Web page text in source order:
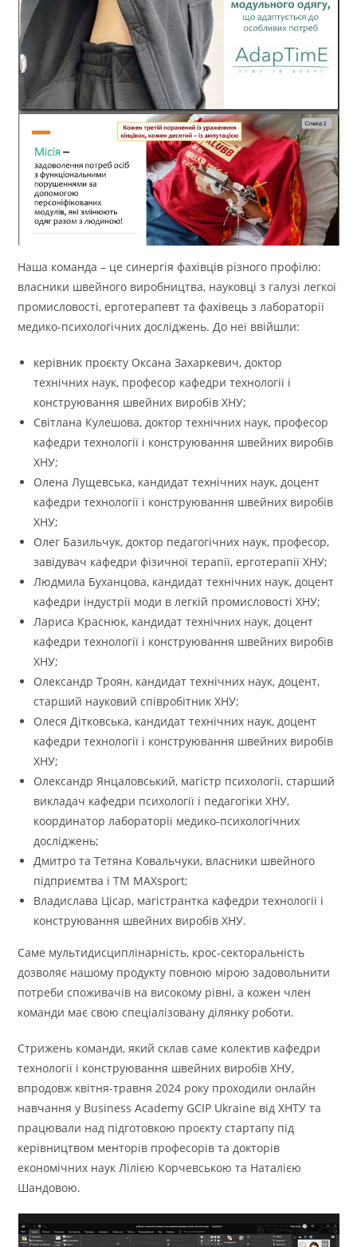
Наша команда – це синергія фахівців різного профілю:
власники швейного виробництва, науковці з галузі легкої
промисловості, ерготерапевт та фахівець з лабораторії
медико-психологічних досліджень. До неї ввійшли:
керівник проєкту Оксана Захаркевич, доктор
технічних наук, професор кафедри технології і
конструювання швейних виробів ХНУ;
Світлана Кулешова, доктор технічних наук, професор
кафедри технології і конструювання швейних виробів
ХНУ;
Олена Лущевська, кандидат технічних наук, доцент
кафедри технології і конструювання швейних виробів
ХНУ;
Олег Базильчук, доктор педагогічних наук, професор,
завідувач кафедри фізичної терапії, ерготерапії ХНУ;
Людмила Буханцова, кандидат технічних наук, доцент
кафедри індустрії моди в легкій промисловості ХНУ;
Лариса Краснюк, кандидат технічних наук, доцент
кафедри технології і конструювання швейних виробів
ХНУ;
Олександр Троян, кандидат технічних наук, доцент,
старший науковий співробітник ХНУ;
Олеся Дітковська, кандидат технічних наук, доцент
кафедри технології і конструювання швейних виробів
ХНУ;
Олександр Янцаловський, магістр психології, старший
викладач кафедри психології і педагогіки ХНУ,
координатор лабораторії медико-психологічних
досліджень;
Дмитро та Тетяна Ковальчуки, власники швейного
підприємтва і ТМ MAXsport;
Владислава Цісар, магістрантка кафедри технології і
конструювання швейних виробів ХНУ.
Саме мультидисциплінарність, крос-секторальність
дозволяє нашому продукту повною мірою задовольнити
потреби споживачів на високому рівні, а кожен член
команди має свою спеціалізовану ділянку роботи.
Стрижень команди, який склав саме колектив кафедри
технології і конструювання швейних виробів ХНУ,
впродовж квітня-травня 2024 року проходили онлайн
навчання у Business Academy GCIP Ukraine від ХНТУ та
працювали над підготовкою проєкту стартапу під
керівництвом менторів професорів та докторів
економічних наук Лілією Корчевською та Наталією
Шандовою.